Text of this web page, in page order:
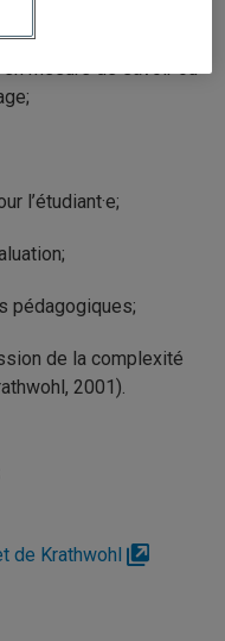
en mesure de savoir ou
l’étudiant·e;
pédagogiques;
de la complexité
2001).
de Krathwohl